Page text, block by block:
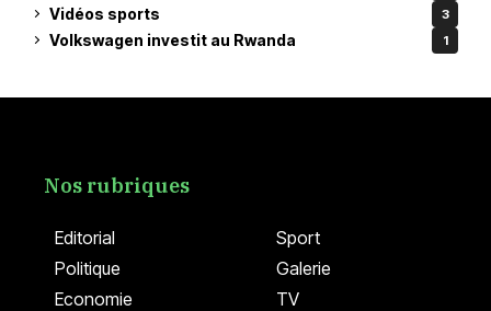
Vidéos sports 3
Volkswagen investit au Rwanda 1
Editorial
Politique
Economie
Sport
Galerie
TV
Nos rubriques